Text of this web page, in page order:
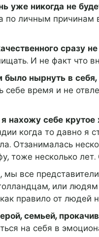
уже никогда не
по личным
сразу не
И не факт что
нырнуть в
себе время и не
нахожу себе
когда то давно я
Отзанималась
тоже несколько
мы все
или людям
правило от людей
семьей,
на себя в